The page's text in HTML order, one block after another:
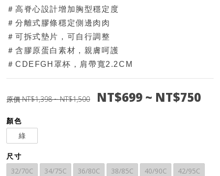
＃高脊心設計增加胸型穩定度
＃分離式膠條穩定側邊肉肉
＃可拆式墊片，可自行調整
＃含膠原蛋白素材，親膚呵護
＃CDEFGH罩杯，肩帶寬2.2CM
原價 NT$1,398 ~ NT$1,500 NT$699 ~ NT$750
顏色
綠
尺寸
32/70C 34/75C 36/80C 38/85C 40/90C
42/95C